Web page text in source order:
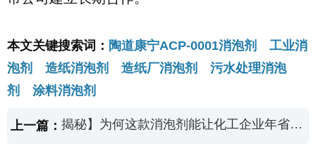
本文关键搜索词： 陶道康宁ACP-0001消泡剂 工业消
泡剂 造纸消泡剂 造纸厂消泡剂 污水处理消泡
剂 涂料消泡剂
上一篇： 揭秘】为何这款消泡剂能让化工企业年省百万？DOWSIL™102F的隐藏实力！